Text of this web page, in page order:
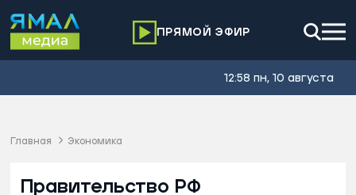
ПРЯМОЙ ЭФИР
12:58 пн, 10 августа
Главная Экономика
Правительство РФ